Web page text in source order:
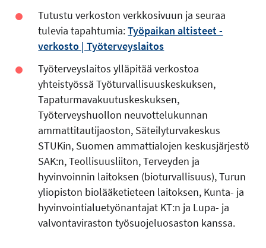
Tutustu verkoston verkkosivuun ja seuraa
tulevia tapahtumia:Työpaikan altisteet -
verkosto | Työterveyslaitos
Työterveyslaitos ylläpitää verkostoa
yhteistyössä Työturvallisuuskeskuksen,
Tapaturmavakuutuskeskuksen,
Työterveyshuollon neuvottelukunnan
ammattitautijaoston, Säteilyturvakeskus
STUKin, Suomen ammattialojen keskusjärjestö
SAK:n, Teollisuusliiton, Terveyden ja
hyvinvoinnin laitoksen (bioturvallisuus), Turun
yliopiston biolääketieteen laitoksen, Kunta- ja
hyvinvointialuetyönantajat KT:n ja Lupa- ja
valvontaviraston työsuojeluosaston kanssa.